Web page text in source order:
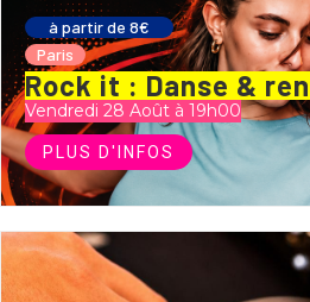
à partir de 8€
Paris
Rock it : Danse &
Vendredi 28 Août à 19h00
PLUS D'INFOS